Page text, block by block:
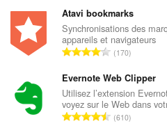
o
t
a
d
e
n
o
m
b
r
e
o
t
a
Atavi bookmarks
Synchronisations des
appareils et navigateurs
N
m
b
r
e
170
Evernote Web Clipper
Utilisez l’extension
voyez sur le Web dans
N610